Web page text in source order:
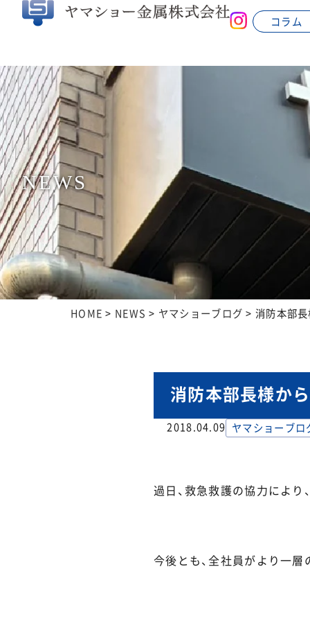
コラム
NEWS
HOME > NEWS > ヤマショーブログ >消防本部
消防本部長様か
2018.04.09 ヤマショーブロ
過日、救急救護の協力によ
今後とも、全社員がより一